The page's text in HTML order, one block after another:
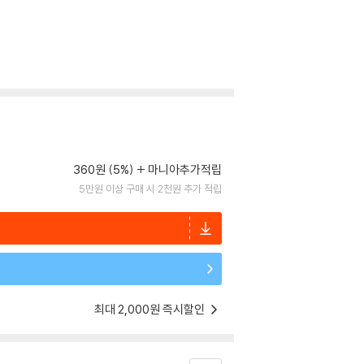
360원 (5%) 마니아추가적립
5만원 이상 구매 시 2천원 추가 적립
최대 2,000원 즉시할인